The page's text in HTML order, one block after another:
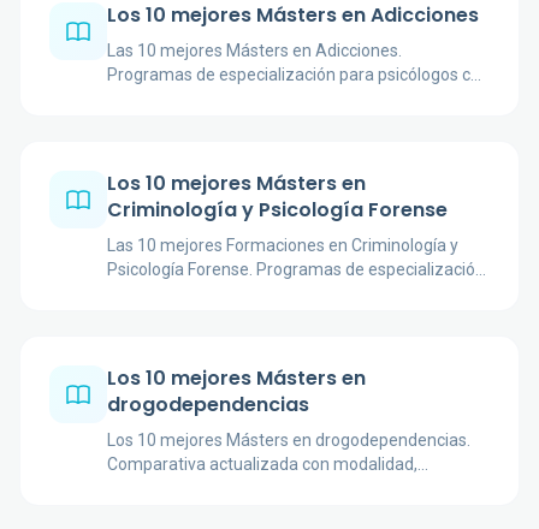
Los 10 mejores Másters en Adicciones
Las 10 mejores Másters en Adicciones.
Programas de especialización para psicólogos con
Los 10 mejores Másters en
Criminología y Psicología Forense
Las 10 mejores Formaciones en Criminología y
Psicología Forense. Programas de especialización
Los 10 mejores Másters en
drogodependencias
Los 10 mejores Másters en drogodependencias.
Comparativa actualizada con modalidad,